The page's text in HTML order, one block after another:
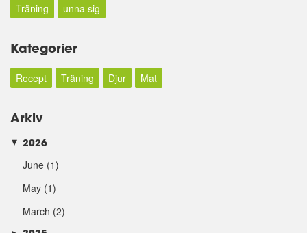
Träning unna sig
Kategorier
Recept Träning Djur Mat
Arkiv
► 2026
June (1)
May (1)
March (2)